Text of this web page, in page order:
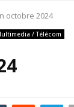
octobre 2024
/ Télécom